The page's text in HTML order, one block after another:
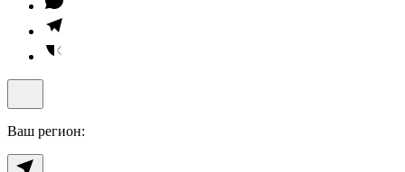
Ваш регион: